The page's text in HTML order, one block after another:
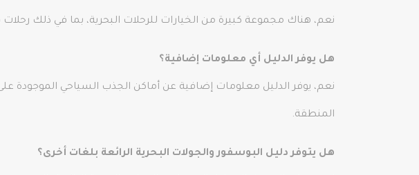
نعم، هناك مجموعة كبيرة من الخيارات للرحلات البحرية، بما في ذلك
هل يوفر الدليل أي معلومات إضافية؟
نعم، يوفر الدليل معلومات إضافية عن أماكن الجذب السياحي الموجودة
المنطقة.
هل يتوفر دليل البوسفور والجولات البحرية الرائعة بلغات أخرى؟